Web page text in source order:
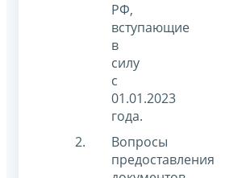
РФ,
вступающие
в
силу
с
01.01.2023
года.
Вопросы
предоставления